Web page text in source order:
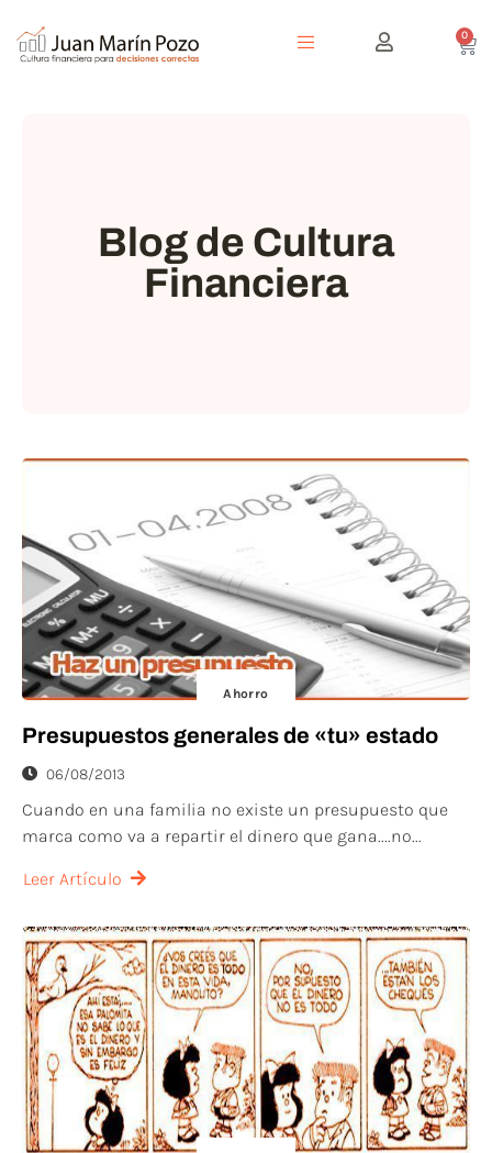
0
Blog de Cultura
Financiera
Ahorro
Presupuestos generales de «tu» estado
06/08/2013
Cuando en una familia no existe un presupuesto que
marca como va a repartir el dinero que gana....no...
Leer Artículo